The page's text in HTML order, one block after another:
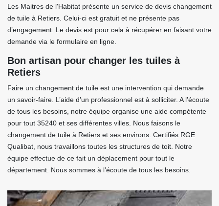
Les Maitres de l'Habitat présente un service de devis changement
de tuile à Retiers. Celui-ci est gratuit et ne présente pas
d’engagement. Le devis est pour cela à récupérer en faisant votre
demande via le formulaire en ligne.
Bon artisan pour changer les tuiles à
Retiers
Faire un changement de tuile est une intervention qui demande
un savoir-faire. L’aide d’un professionnel est à solliciter. A l’écoute
de tous les besoins, notre équipe organise une aide compétente
pour tout 35240 et ses différentes villes. Nous faisons le
changement de tuile à Retiers et ses environs. Certifiés RGE
Qualibat, nous travaillons toutes les structures de toit. Notre
équipe effectue de ce fait un déplacement pour tout le
département. Nous sommes à l’écoute de tous les besoins.